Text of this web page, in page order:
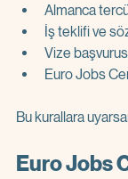
Almanca
İş teklifi ve
Vize
Euro Jobs
Bu kurallara
Euro Jobs